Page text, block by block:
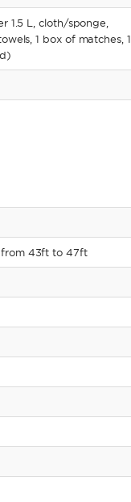
1.5 L, cloth/sponge,
1 box of matches, 1
from 43ft to 47ft